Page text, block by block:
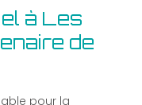
à Les
de
pour la